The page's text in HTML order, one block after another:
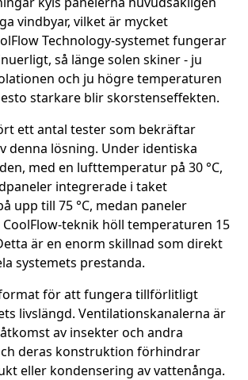
vindbyar, vilket är mycket
Technology-systemet fungerar
så länge solen skiner - ju
och ju högre temperaturen
starkare blir skorstenseffekten.
ett antal tester som bekräftar
denna lösning. Under identiska
med en lufttemperatur på 30 °C,
integrerade i taket
upp till 75 °C, medan paneler
teknik höll temperaturen 15
är en enorm skillnad som direkt
systemets prestanda.
för att fungera tillförlitligt
livslängd. Ventilationskanalerna är
av insekter och andra
deras konstruktion förhindrar
eller kondensering av vattenånga.